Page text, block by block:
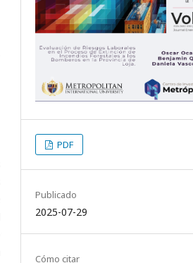
PDF
Publicado
2025-07-29
Cómo citar